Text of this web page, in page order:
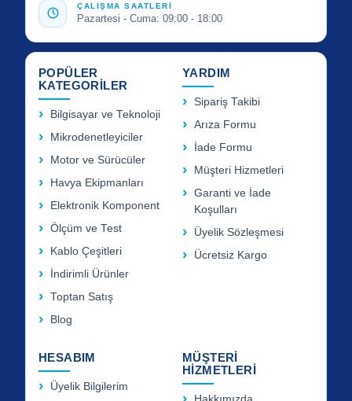
ÇALIŞMA SAATLERİ
Pazartesi - Cuma: 09:00 - 18:00
POPÜLER
KATEGORİLER
Bilgisayar ve Teknoloji
Mikrodenetleyiciler
Motor ve Sürücüler
Havya Ekipmanları
Elektronik Komponent
Ölçüm ve Test
Kablo Çeşitleri
İndirimli Ürünler
Toptan Satış
Blog
YARDIM
Sipariş Takibi
Arıza Formu
İade Formu
Müşteri Hizmetleri
Garanti ve İade
Koşulları
Üyelik Sözleşmesi
Ücretsiz Kargo
HESABIM
Üyelik Bilgilerim
MÜŞTERİ
HİZMETLERİ